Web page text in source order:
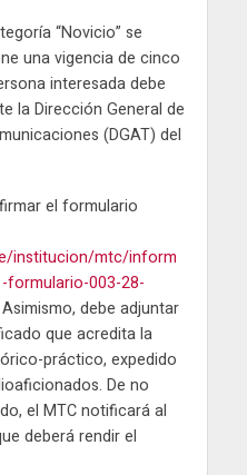
“Novicio” se
una vigencia de cinco
interesada debe
la Dirección General de
(DGAT) del
el formulario
institucion/mtc/inform
formulario-003-28-
debe adjuntar
que acredita la
práctico, expedido
De no
el MTC notificará al
deberá rendir el